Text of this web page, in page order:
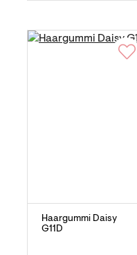
Haargummi Daisy
G11D